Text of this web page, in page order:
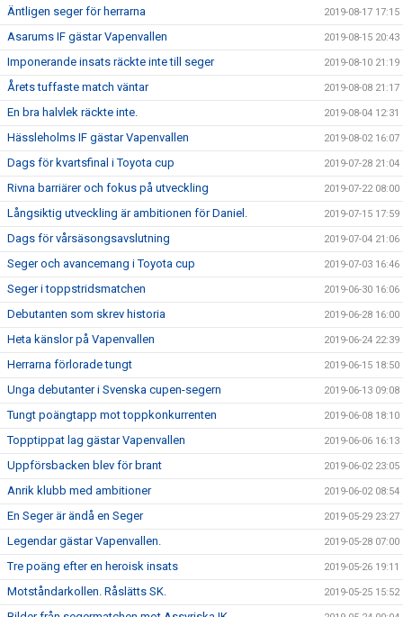
Äntligen seger för herrarna 2019-08-17 17:15
Asarums IF gästar Vapenvallen 2019-08-15 20:43
Imponerande insats räckte inte till seger 2019-08-10 21:19
Årets tuffaste match väntar 2019-08-08 21:17
En bra halvlek räckte inte. 2019-08-04 12:31
Hässleholms IF gästar Vapenvallen 2019-08-02 16:07
Dags för kvartsfinal i Toyota cup 2019-07-28 21:04
Rivna barriärer och fokus på utveckling 2019-07-22 08:00
Långsiktig utveckling är ambitionen för Daniel. 2019-07-15 17:59
Dags för vårsäsongsavslutning 2019-07-04 21:06
Seger och avancemang i Toyota cup 2019-07-03 16:46
Seger i toppstridsmatchen 2019-06-30 16:06
Debutanten som skrev historia 2019-06-28 16:00
Heta känslor på Vapenvallen 2019-06-24 22:39
Herrarna förlorade tungt 2019-06-15 18:50
Unga debutanter i Svenska cupen-segern 2019-06-13 09:08
Tungt poängtapp mot toppkonkurrenten 2019-06-08 18:10
Topptippat lag gästar Vapenvallen 2019-06-06 16:13
Uppförsbacken blev för brant 2019-06-02 23:05
Anrik klubb med ambitioner 2019-06-02 08:54
En Seger är ändå en Seger 2019-05-29 23:27
Legendar gästar Vapenvallen. 2019-05-28 07:00
Tre poäng efter en heroisk insats 2019-05-26 19:11
Motståndarkollen. Råslätts SK. 2019-05-25 15:52